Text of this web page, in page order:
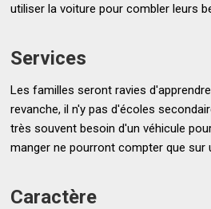
utiliser la voiture pour combler leurs
Services
Les familles seront ravies
revanche, il n'y pas d'écoles
très souvent besoin d'un véhicule
manger ne pourront compter que sur
Caractère